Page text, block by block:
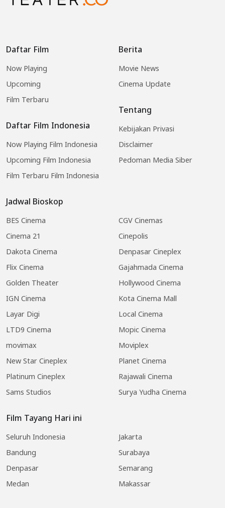
Daftar Film
Now Playing
Upcoming
Film Terbaru
Daftar Film Indonesia
Now Playing Film Indonesia
Upcoming Film Indonesia
Film Terbaru Film Indonesia
Jadwal Bioskop
BES Cinema
CGV Cinemas
Cinema 21
Cinepolis
Dakota Cinema
Denpasar Cineplex
Flix Cinema
Gajahmada Cinema
Golden Theater
Hollywood Cinema
IGN Cinema
Kota Cinema Mall
Layar Digi
Local Cinema
LTD9 Cinema
Mopic Cinema
movimax
Moviplex
New Star Cineplex
Planet Cinema
Platinum Cineplex
Rajawali Cinema
Sams Studios
Surya Yudha Cinema
Film Tayang Hari ini
Seluruh Indonesia
Jakarta
Bandung
Surabaya
Denpasar
Semarang
Medan
Makassar
Berita
Movie News
Cinema Update
Tentang
Kebijakan Privasi
Disclaimer
Pedoman Media Siber